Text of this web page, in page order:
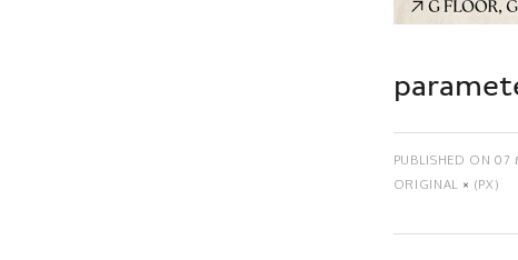
PUBLISHED ON 07
ORIGINAL × (PX)